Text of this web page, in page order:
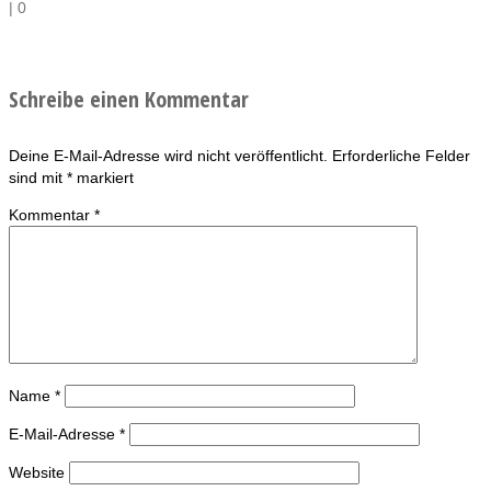
| 0
Schreibe einen Kommentar
Deine E-Mail-Adresse wird nicht veröffentlicht. Erforderliche Felder
sind mit * markiert
Kommentar *
Name *
E-Mail-Adresse *
Website